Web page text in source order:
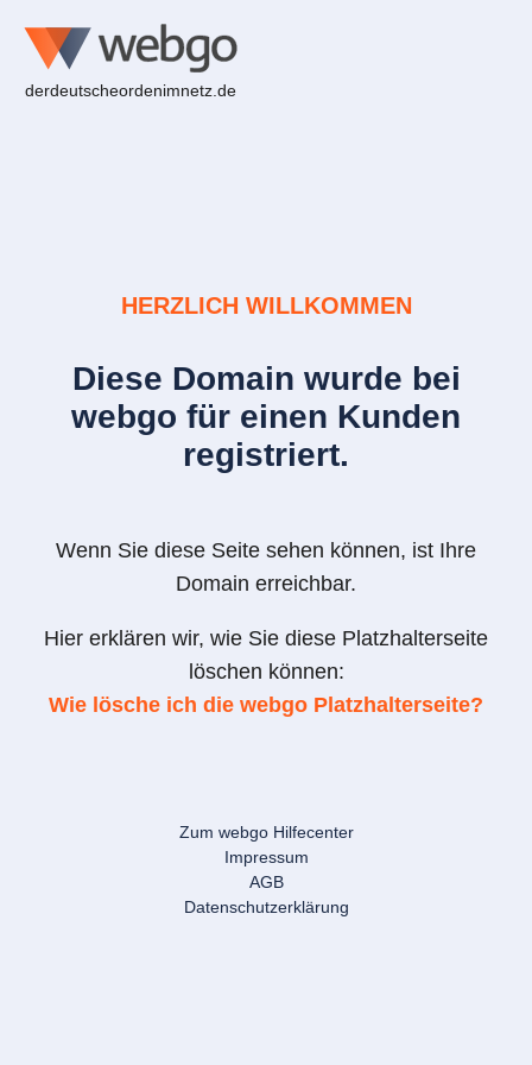
derdeutscheordenimnetz.de
HERZLICH WILLKOMMEN
Diese Domain wurde bei
webgo für einen Kunden
registriert.
Wenn Sie diese Seite sehen können, ist Ihre
Domain erreichbar.
Hier erklären wir, wie Sie diese Platzhalterseite
löschen können:
Wie lösche ich die webgo Platzhalterseite?
Zum webgo Hilfecenter
Impressum
AGB
Datenschutzerklärung